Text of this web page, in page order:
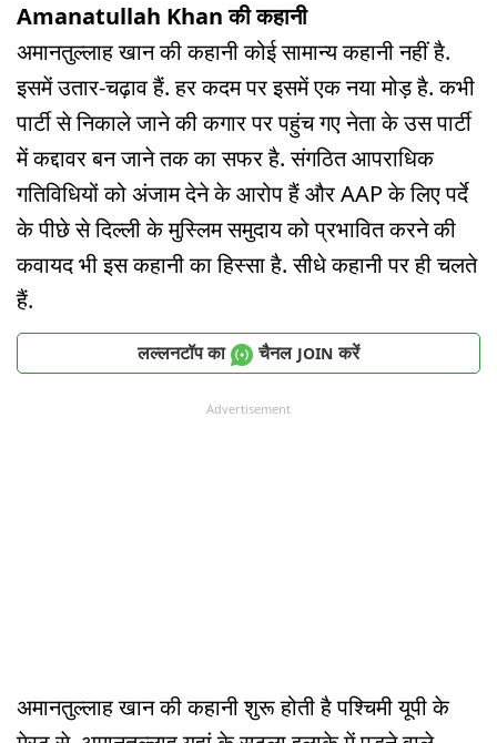
Amanatullah Khan की कहानी
अमानतुल्लाह खान की कहानी कोई सामान्य कहानी नहीं है.
इसमें उतार-चढ़ाव हैं. हर कदम पर इसमें एक नया मोड़ है. कभी
पार्टी से निकाले जाने की कगार पर पहुंच गए नेता के उस पार्टी
में कद्दावर बन जाने तक का सफर है. संगठित आपराधिक
गतिविधियों को अंजाम देने के आरोप हैं और AAP के लिए पर्दे
के पीछे से दिल्ली के मुस्लिम समुदाय को प्रभावित करने की
कवायद भी इस कहानी का हिस्सा है. सीधे कहानी पर ही चलते
हैं.
लल्लनटॉप का चैनल JOIN करें
Advertisement
अमानतुल्लाह खान की कहानी शुरू होती है पश्चिमी यूपी के